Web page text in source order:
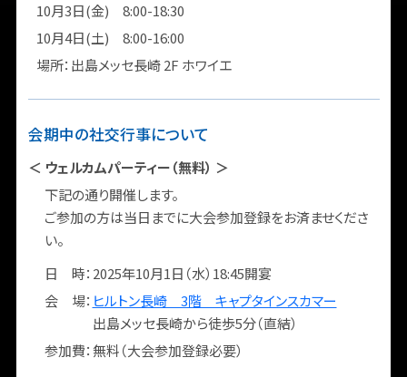
10月3日(金) 8:00-18:30
10月4日(土) 8:00-16:00
場所：出島メッセ長崎 2F ホワイエ
会期中の社交行事について
＜ ウェルカムパーティー（無料） ＞
下記の通り開催します。
ご参加の方は当日までに大会参加登録をお済ませくださ
い。
日 時：2025年10月1日（水）18:45開宴
会 場： ヒルトン長崎 3階 キャプタインスカマー
出島メッセ長崎から徒歩5分（直結）
参加費：無料（大会参加登録必要）